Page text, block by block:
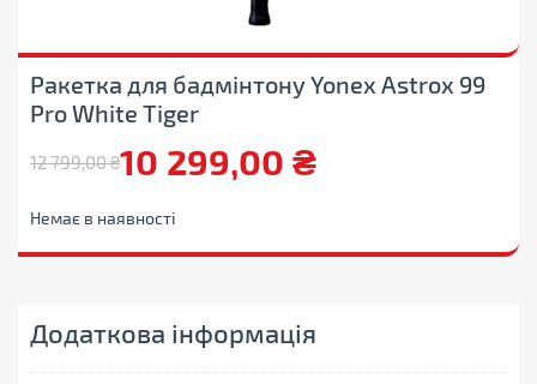
Ракетка для бадмінтону Yonex Astrox 99
Pro White Tiger
12 799,00₴
Оригінальна
ціна:
12
10 299,00 ₴
Поточна
ціна:
10
Немає в наявності
Додаткова інформація